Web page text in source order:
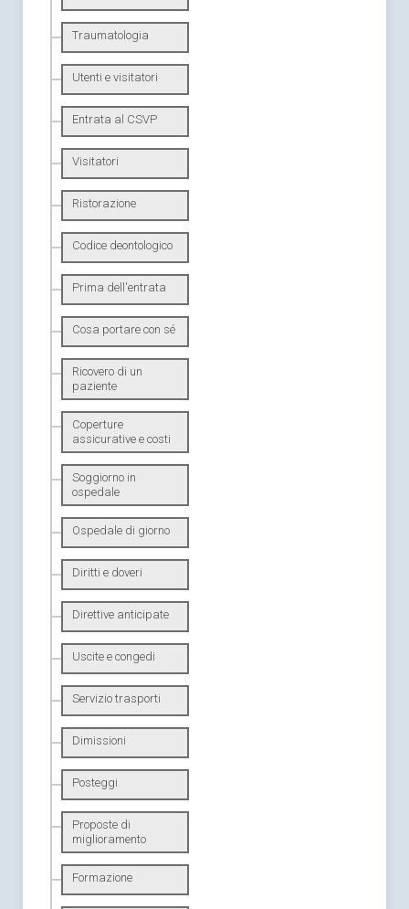
Traumatologia
Utenti e visitatori
Entrata al CSVP
Visitatori
Ristorazione
Codice deontologico
Prima dell'entrata
Cosa portare con sé
Ricovero di un
paziente
Coperture
assicurative e costi
Soggiorno in
ospedale
Ospedale di giorno
Diritti e doveri
Direttive anticipate
Uscite e congedi
Servizio trasporti
Dimissioni
Posteggi
Proposte di
miglioramento
Formazione